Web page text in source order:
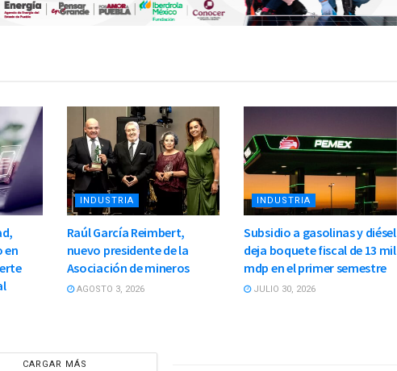
en
INDUSTRIA
Raúl García Reimbert,
nuevo presidente de la
Asociación de mineros
AGOSTO 3, 2026
INDUSTRIA
Subsidio a gasolinas y diésel
deja boquete fiscal de 13 mil
mdp en el primer semestre
JULIO 30, 2026
CARGAR MÁS